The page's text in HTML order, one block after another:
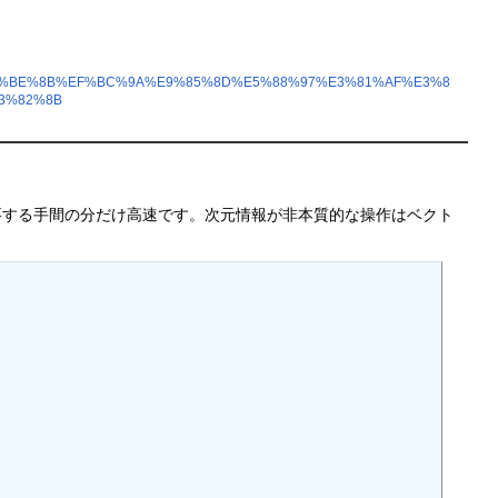
る手間の分だけ高速です。次元情報が非本質的な操作はベクト